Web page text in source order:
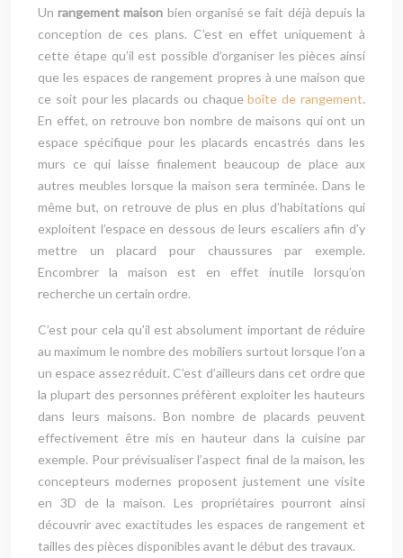
Unrangement maison bien organisé se fait déjà depuis la
conception de ces plans. C’est en effet uniquement à
cette étape qu’il est possible d’organiser les pièces ainsi
que les espaces de rangement propres à une maison que
ce soit pour les placards ou chaqueboîte de rangement.
En effet, on retrouve bon nombre de maisons qui ont un
espace spécifique pour les placards encastrés dans les
murs ce qui laisse finalement beaucoup de place aux
autres meubles lorsque la maison sera terminée. Dans le
même but, on retrouve de plus en plus d’habitations qui
exploitent l’espace en dessous de leurs escaliers afin d’y
mettre un placard pour chaussures par exemple.
Encombrer la maison est en effet inutile lorsqu’on
recherche un certain ordre.
C’est pour cela qu’il est absolument important de réduire
au maximum le nombre des mobiliers surtout lorsque l’on a
un espace assez réduit. C’est d’ailleurs dans cet ordre que
la plupart des personnes préfèrent exploiter les hauteurs
dans leurs maisons. Bon nombre de placards peuvent
effectivement être mis en hauteur dans la cuisine par
exemple. Pour prévisualiser l’aspect final de la maison, les
concepteurs modernes proposent justement une visite
en 3D de la maison. Les propriétaires pourront ainsi
découvrir avec exactitudes les espaces de rangement et
tailles des pièces disponibles avant le début des travaux.